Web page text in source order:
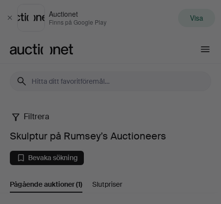
Stäng
Auctionet
Finns på Google Play Visa
Skulptur
på
Rumsey’s
Auctioneers
Filtrera
Skulptur på Rumsey’s Auctioneers
Bevaka sökning
Pågående auktioner(1) Slutpriser